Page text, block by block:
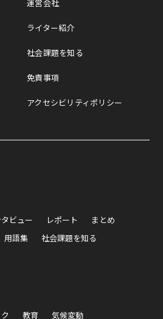
運営会社
ライター紹介
社会課題を知る
免責事項
アクセシビリティポリシー
ビュー レポート
まとめ
用語集 社会課題を知る
教育 気候変動